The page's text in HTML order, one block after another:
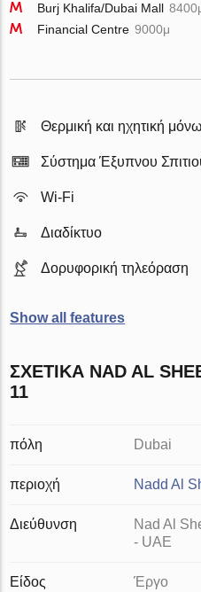
Burj Khalifa/Dubai Mall
Financial Centre 9000μ
Θερμική και ηχητική
Σύστημα Έξυπνου
Wi-Fi
Διαδίκτυο
Δορυφορική τηλεόραση
Show all features
ΣΧΕΤΙΚΆ NAD AL
11
πόλη Dubai
περιοχή Nadd Al
Διεύθυνση
Nad Al
- UAE
Είδος Έργο